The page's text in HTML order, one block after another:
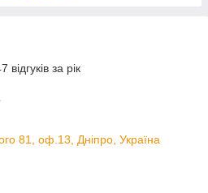
за рік
81, оф.13, Дніпро, Україна